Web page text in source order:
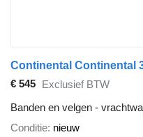
Continental Continental
€ 545 Exclusief BTW
Banden en velgen -
Conditie nieuw